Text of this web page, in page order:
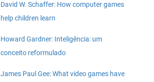
David W. Schaffer: How computer games
help children learn
Howard Gardner: Inteligência: um
conceito reformulado
James Paul Gee: What video games have